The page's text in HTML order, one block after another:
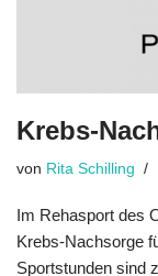
Krebs-
von Rita Schilling
Im Rehasport des
Krebs-Nachsorge
Sportstunden sind